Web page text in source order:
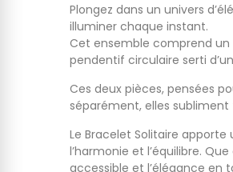
Plongez dans un univers
illuminer chaque instant.
Cet ensemble comprend un
pendentif circulaire serti
Ces deux pièces, pensées
séparément, elles
Le Bracelet Solitaire
l’harmonie et l’équilibre.
accessible et l’élégance en